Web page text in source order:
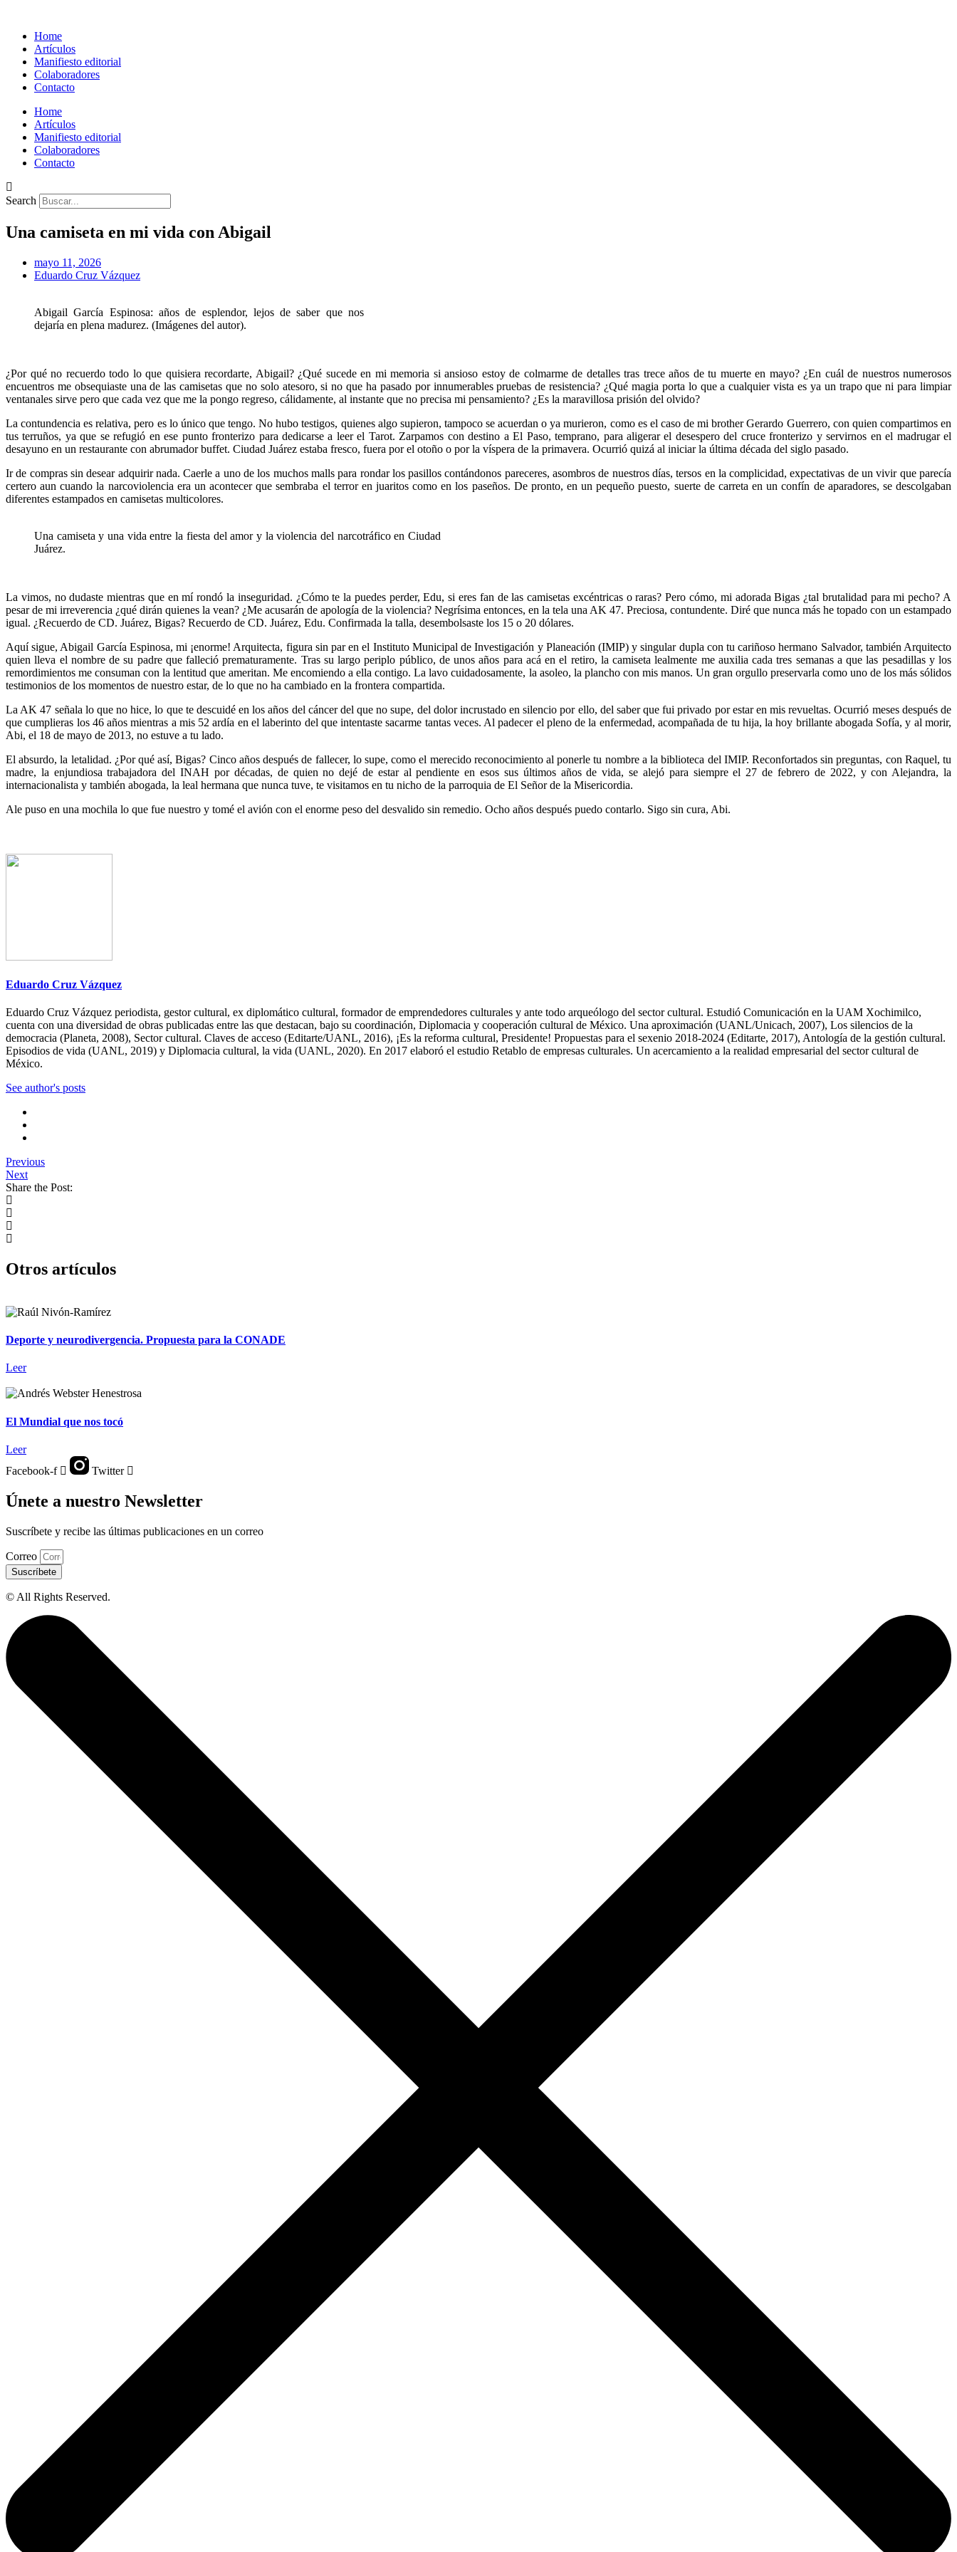
Home
Artículos
Manifiesto editorial
Colaboradores
Contacto
Home
Artículos
Manifiesto editorial
Colaboradores
Contacto
Search
Una camiseta en mi vida con Abigail
mayo 11, 2026
Eduardo Cruz Vázquez
Abigail García Espinosa: años de esplendor, lejos de saber que nos
dejaría en plena madurez. (Imágenes del autor).
¿Por qué no recuerdo todo lo que quisiera recordarte, Abigail? ¿Qué sucede en mi memoria si ansioso estoy de colmarme de detalles tras trece años de tu muerte en mayo? ¿En cuál de nuestros numerosos
encuentros me obsequiaste una de las camisetas que no solo atesoro, si no que ha pasado por innumerables pruebas de resistencia? ¿Qué magia porta lo que a cualquier vista es ya un trapo que ni para limpiar
ventanales sirve pero que cada vez que me la pongo regreso, cálidamente, al instante que no precisa mi pensamiento? ¿Es la maravillosa prisión del olvido?
La contundencia es relativa, pero es lo único que tengo. No hubo testigos, quienes algo supieron, tampoco se acuerdan o ya murieron, como es el caso de mi brother Gerardo Guerrero, con quien compartimos en
tus terruños, ya que se refugió en ese punto fronterizo para dedicarse a leer el Tarot. Zarpamos con destino a El Paso, temprano, para aligerar el desespero del cruce fronterizo y servirnos en el madrugar el
desayuno en un restaurante con abrumador buffet. Ciudad Juárez estaba fresco, fuera por el otoño o por la víspera de la primavera. Ocurrió quizá al iniciar la última década del siglo pasado.
Ir de compras sin desear adquirir nada. Caerle a uno de los muchos malls para rondar los pasillos contándonos pareceres, asombros de nuestros días, tersos en la complicidad, expectativas de un vivir que parecía
certero aun cuando la narcoviolencia era un acontecer que sembraba el terror en juaritos como en los paseños. De pronto, en un pequeño puesto, suerte de carreta en un confín de aparadores, se descolgaban
diferentes estampados en camisetas multicolores.
Una camiseta y una vida entre la fiesta del amor y la violencia del narcotráfico en Ciudad
Juárez.
La vimos, no dudaste mientras que en mí rondó la inseguridad. ¿Cómo te la puedes perder, Edu, si eres fan de las camisetas excéntricas o raras? Pero cómo, mi adorada Bigas ¿tal brutalidad para mi pecho? A
pesar de mi irreverencia ¿qué dirán quienes la vean? ¿Me acusarán de apología de la violencia? Negrísima entonces, en la tela una AK 47. Preciosa, contundente. Diré que nunca más he topado con un estampado
igual. ¿Recuerdo de CD. Juárez, Bigas? Recuerdo de CD. Juárez, Edu. Confirmada la talla, desembolsaste los 15 o 20 dólares.
Aquí sigue, Abigail García Espinosa, mi ¡enorme! Arquitecta, figura sin par en el Instituto Municipal de Investigación y Planeación (IMIP) y singular dupla con tu cariñoso hermano Salvador, también Arquitecto
quien lleva el nombre de su padre que falleció prematuramente. Tras su largo periplo público, de unos años para acá en el retiro, la camiseta lealmente me auxilia cada tres semanas a que las pesadillas y los
remordimientos me consuman con la lentitud que ameritan. Me encomiendo a ella contigo. La lavo cuidadosamente, la asoleo, la plancho con mis manos. Un gran orgullo preservarla como uno de los más sólidos
testimonios de los momentos de nuestro estar, de lo que no ha cambiado en la frontera compartida.
La AK 47 señala lo que no hice, lo que te descuidé en los años del cáncer del que no supe, del dolor incrustado en silencio por ello, del saber que fui privado por estar en mis revueltas. Ocurrió meses después de
que cumplieras los 46 años mientras a mis 52 ardía en el laberinto del que intentaste sacarme tantas veces. Al padecer el pleno de la enfermedad, acompañada de tu hija, la hoy brillante abogada Sofía, y al morir,
Abi, el 18 de mayo de 2013, no estuve a tu lado.
El absurdo, la letalidad. ¿Por qué así, Bigas? Cinco años después de fallecer, lo supe, como el merecido reconocimiento al ponerle tu nombre a la biblioteca del IMIP. Reconfortados sin preguntas, con Raquel, tu
madre, la enjundiosa trabajadora del INAH por décadas, de quien no dejé de estar al pendiente en esos sus últimos años de vida, se alejó para siempre el 27 de febrero de 2022, y con Alejandra, la
internacionalista y también abogada, la leal hermana que nunca tuve, te visitamos en tu nicho de la parroquia de El Señor de la Misericordia.
Ale puso en una mochila lo que fue nuestro y tomé el avión con el enorme peso del desvalido sin remedio. Ocho años después puedo contarlo. Sigo sin cura, Abi.
Eduardo Cruz Vázquez
Eduardo Cruz Vázquez periodista, gestor cultural, ex diplomático cultural, formador de emprendedores culturales y ante todo arqueólogo del sector cultural. Estudió Comunicación en la UAM Xochimilco,
cuenta con una diversidad de obras publicadas entre las que destacan, bajo su coordinación, Diplomacia y cooperación cultural de México. Una aproximación (UANL/Unicach, 2007), Los silencios de la
democracia (Planeta, 2008), Sector cultural. Claves de acceso (Editarte/UANL, 2016), ¡Es la reforma cultural, Presidente! Propuestas para el sexenio 2018-2024 (Editarte, 2017), Antología de la gestión cultural.
Episodios de vida (UANL, 2019) y Diplomacia cultural, la vida (UANL, 2020). En 2017 elaboró el estudio Retablo de empresas culturales. Un acercamiento a la realidad empresarial del sector cultural de
México.
See author's posts
Previous
Next
Share the Post:
Otros artículos
Deporte y neurodivergencia. Propuesta para la CONADE
Leer
El Mundial que nos tocó
Leer
Facebook-f
Twitter
Únete a nuestro Newsletter
Suscríbete y recibe las últimas publicaciones en un correo
Correo
Suscríbete
© All Rights Reserved.